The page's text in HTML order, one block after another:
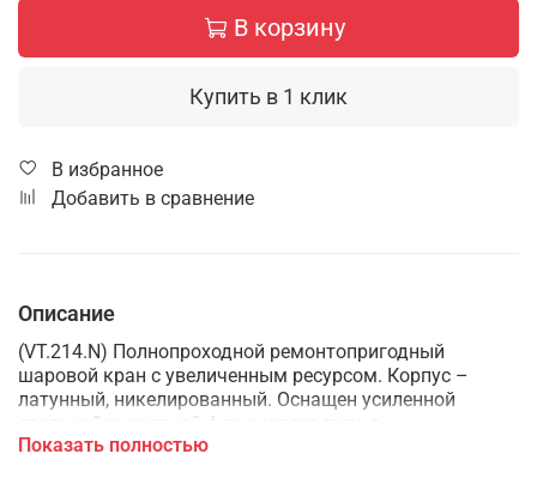
В корзину
Купить в 1 клик
В избранное
Добавить в сравнение
Описание
(VT.214.N) Полнопроходной ремонтопригодный
шаровой кран с увеличенным ресурсом. Корпус –
латунный, никелированный. Оснащен усиленной
стальной рукояткой флажкового типа в
травмобезопасном исполнении (увеличены рабочий
Показать полностью